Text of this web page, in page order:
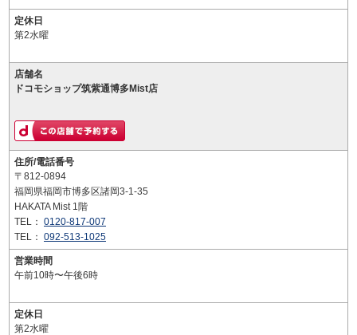
定休日
第2水曜
店舗名
ドコモショップ筑紫通博多Mist店
住所/電話番号
〒812-0894
福岡県福岡市博多区諸岡3-1-35
HAKATA Mist 1階
TEL： 0120-817-007
TEL： 092-513-1025
営業時間
午前10時〜午後6時
定休日
第2水曜